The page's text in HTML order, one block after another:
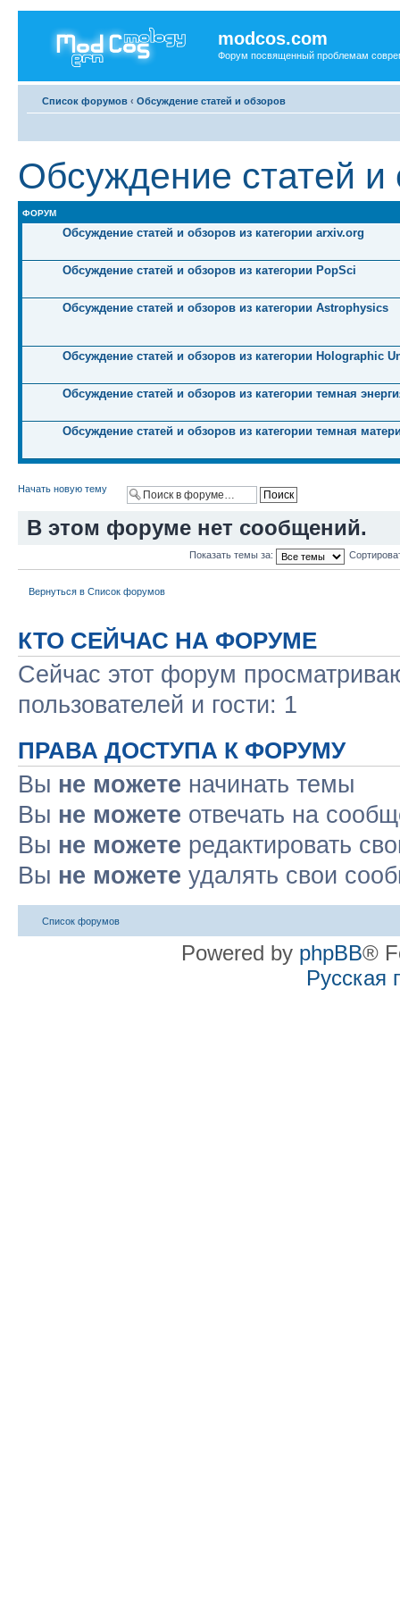
modcos.com
Форум посвященный проблемам
Список форумов ‹ Обсуждение статей и обзоров
Обсуждение статей и
ФОРУМ
Обсуждение статей и обзоров из категории arxiv.org
Обсуждение статей и обзоров из категории PopSci
Обсуждение статей и обзоров из категории Astrophysics
Обсуждение статей и обзоров из категории Holographic
Обсуждение статей и обзоров из категории темная
Обсуждение статей и обзоров из категории темная
Начать новую тему
В этом форуме нет сообщений.
Показать темы за:
Вернуться в Список форумов
КТО СЕЙЧАС НА ФОРУМЕ
Сейчас этот форум
пользователей и гости: 1
ПРАВА ДОСТУПА К ФОРУМУ
Вы не можете начинать темы
Вы не можете отвечать на
Вы не можете редактировать
Вы не можете удалять свои
Список форумов
Powered by phpBB®
Русская